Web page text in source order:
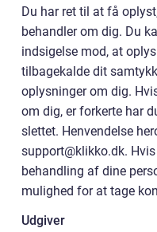
Du har ret til at få
behandler om dig. Du
indsigelse mod, at
tilbagekalde dit
oplysninger om dig.
om dig, er forkerte har
slettet. Henvendelse
support@klikko.dk.
behandling af dine
mulighed for at tage
Udgiver